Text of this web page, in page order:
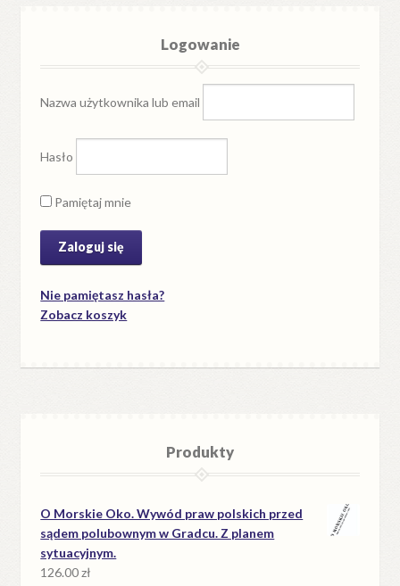
Logowanie
Nazwa użytkownika lub email
Hasło
Pamiętaj mnie
Nie pamiętasz hasła?
Zobacz koszyk
Produkty
O Morskie Oko. Wywód praw polskich przed
sądem polubownym w Gradcu. Z planem
sytuacyjnym.
126.00zł